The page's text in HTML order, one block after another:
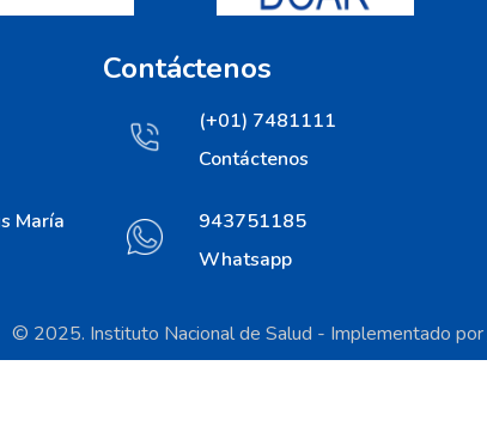
María
Contáctenos
(+01) 7481111
Contáctenos
943751185
Whatsapp
© 2025. Instituto Nacional de Salud - Implementado por